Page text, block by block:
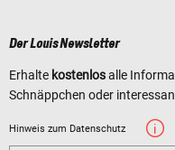
Der Louis Newsletter
Erhalte kostenlosalle
Schnäppchen oder
Hinweis zum Datenschutz